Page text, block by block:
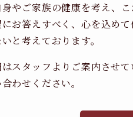
身やご家族の健康を考え、
にお答えすべく、心を込め
いと考えております。
スタッフよりご案内させ
わせください。